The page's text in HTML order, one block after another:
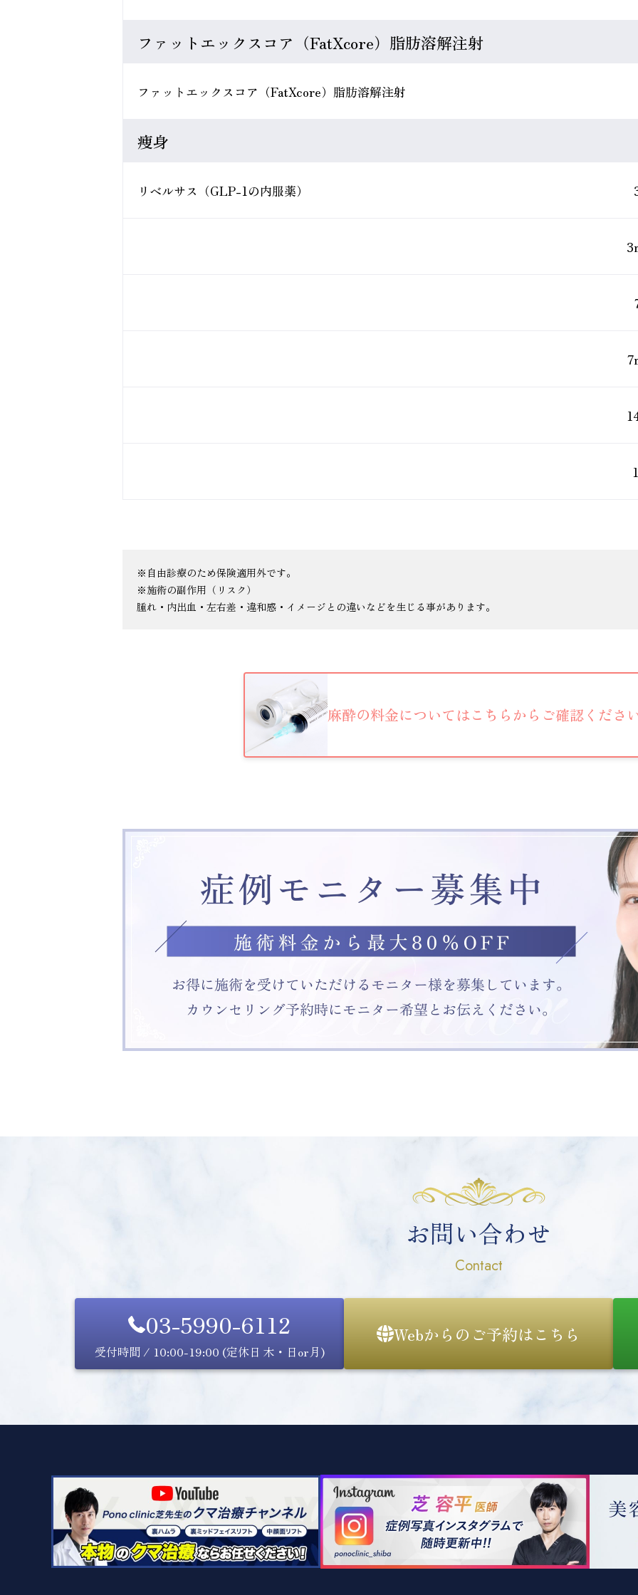
ファットエックスコア（FatXcore）脂肪溶解注射
ファットエックスコア（FatXcore）脂肪溶解注射
痩身
リベルサス（GLP-1の内服薬）
※自由診療のため保険適用外です。
※施術の副作用（リスク）
腫れ・内出血・左右差・違和感・イメージとの違いなどを生じる事があります。
麻酔の料金についてはこちらからご確認くださ
お問い合わせ
Contact
03-5990-6112
受付時間 / 10:00-19:00 (定休日 木・日or月)
Webからのご予約はこちら